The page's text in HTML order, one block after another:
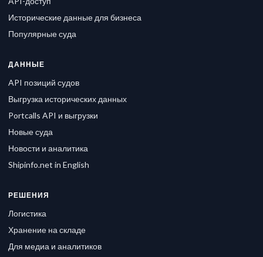
Исторические данные для бизнеса
Популярные суда
ДАННЫЕ
API позиций судов
Выгрузка исторических данных
Portcalls API и выгрузки
Новые суда
Новости и аналитика
Shipinfo.net in English
РЕШЕНИЯ
Логистика
Хранение на складе
Для медиа и аналитиков